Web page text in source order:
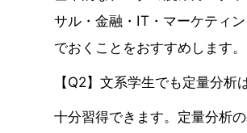
サル・金融・IT・マーケティ
でおくことをおすすめします。
【Q2】文系学生でも定量分析
十分習得できます。定量分析